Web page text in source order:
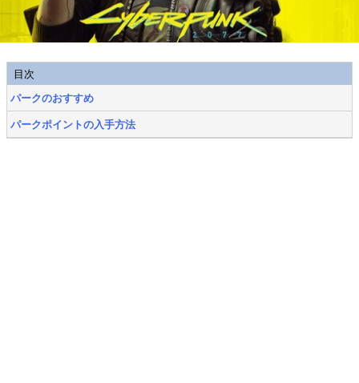
目次
パークのおすすめ
パークポイントの入手方法